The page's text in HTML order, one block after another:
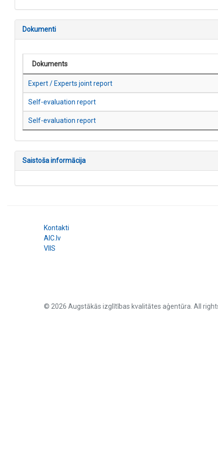
Dokumenti
Dokuments
Expert / Experts joint report
Self-evaluation report
Self-evaluation report
Saistoša informācija
Kontakti
AIC.lv
VIIS
© 2026 Augstākās izglītības kvalitātes aģentūra. All